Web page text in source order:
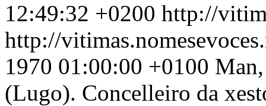
12:49:32 +0200 http://
http://
1970 01:00:00 +0100
(Lugo). Concelleiro da